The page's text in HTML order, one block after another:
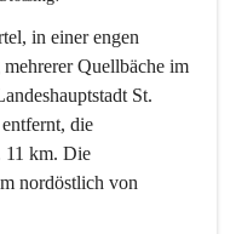
in einer engen
Quellbäche im
St.
die
11 km. Die
nordöstlich von